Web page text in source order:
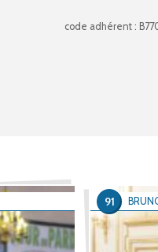
code adhérent :
91